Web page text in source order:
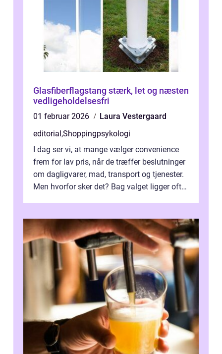
Glasfiberflagstang stærk, let og næsten
vedligeholdelsesfri
01 februar 2026
Laura Vestergaard
editorial ,Shoppingpsykologi
I dag ser vi, at mange vælger convenience
frem for lav pris, når de træffer beslutninger
om dagligvarer, mad, transport og tjenester.
Men hvorfor sker det? Bag valget ligger ofte